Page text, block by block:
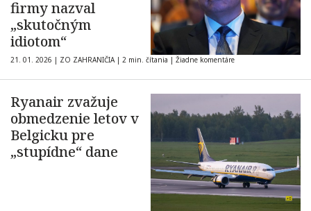
firmy nazval
„skutočným
idiotom“
21. 01. 2026 | ZO ZAHRANIČIA | 2 min. čítania | Žiadne komentáre
Ryanair zvažuje
obmedzenie letov v
Belgicku pre
„stupídne“ dane